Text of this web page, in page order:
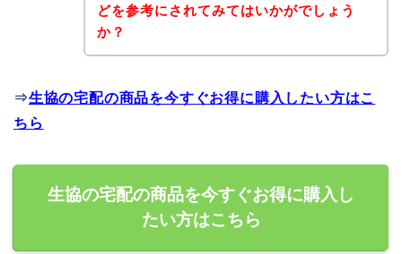
どを参考にされてみてはいかがでしょう
か？
⇒生協の宅配の商品を今すぐお得に購入したい方はこ
ちら
生協の宅配の商品を今すぐお得に購入し
たい方はこちら